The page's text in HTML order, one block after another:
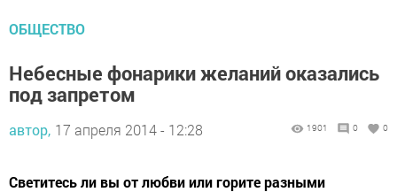
ОБЩЕСТВО
Небесные фонарики желаний оказались
под запретом
автор, 17 апреля 2014 - 12:28 1901 0 0
Светитесь ли вы от любви или горите разными